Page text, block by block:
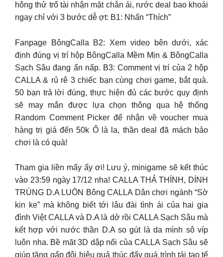
hông thử trổ tài nhận mặt chân ái, rước deal bao khoái
ngay chỉ với 3 bước dễ ợt: B1: Nhấn “Thích”
Fanpage BôngCalla B2: Xem video bên dưới, xác
định đúng vị trí hộp BôngCalla Mềm Mịn & BôngCalla
Sạch Sâu đang ẩn nấp. B3: Comment vị trí của 2 hộp
CALLA & rủ rê 3 chiếc bạn cùng chơi game, bắt quà.
50 bạn trả lời đúng, thực hiện đủ các bước quy định
sẽ may mắn được lựa chọn thông qua hệ thống
Random Comment Picker để nhận về voucher mua
hàng trị giá đến 50k Ố là la, thần deal đã mách bảo
chơi là có quà!
Tham gia liền mấy ấy ơi! Lưu ý, minigame sẽ kết thúc
vào 23:59 ngày 17/12 nha! CALLA THẢ THÍNH, DÍNH
TRÚNG D.A LUÔN Bông CALLA Dân chơi ngành “Sờ
kin ke” mà không biết tới lâu đài tình ái của hai gia
đình Việt CALLA và D.A là dở rồi CALLA Sạch Sâu mà
kết hợp với nước thần D.A so gút là da mình sô víp
luôn nha. Bề măt 3D dập nổi của CALLA Sạch Sâu sẽ
giúp tăng gấp đôi hiệu quả thúc đẩy quá trình tái tạo tế